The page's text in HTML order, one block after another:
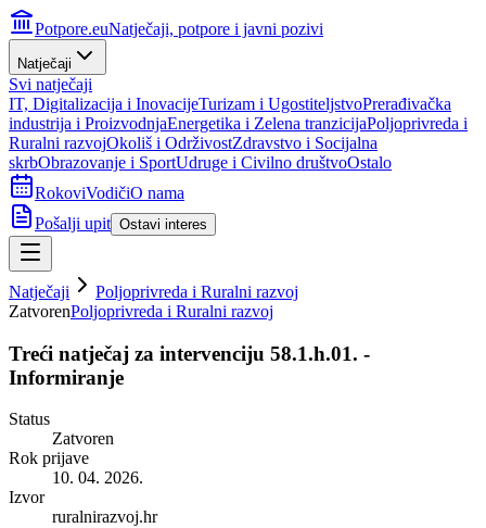
Potpore.euNatječaji, potpore i javni pozivi
Natječaji
Svi natječaji
IT, Digitalizacija i InovacijeTurizam i UgostiteljstvoPrerađivačka
industrija i ProizvodnjaEnergetika i Zelena tranzicijaPoljoprivreda i
Ruralni razvojOkoliš i OdrživostZdravstvo i Socijalna
skrbObrazovanje i SportUdruge i Civilno društvoOstalo
RokoviVodičiO nama
Pošalji upit Ostavi interes
Natječaji
Poljoprivreda i Ruralni razvoj
ZatvorenPoljoprivreda i Ruralni razvoj
Treći natječaj za intervenciju 58.1.h.01. -
Informiranje
Status
Zatvoren
Rok prijave
10. 04. 2026.
Izvor
ruralnirazvoj.hr